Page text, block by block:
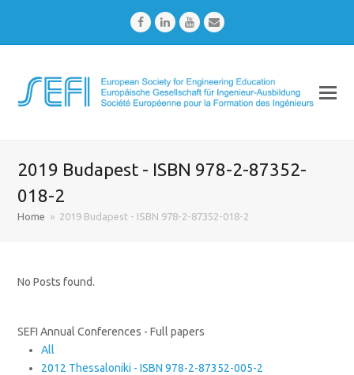
FacebookLinkedInYoutubeEmail
2019 Budapest - ISBN 978-2-87352-
018-2
Home » 2019 Budapest - ISBN 978-2-87352-018-2
No Posts found.
SEFI Annual Conferences - Full papers
All
2012 Thessaloniki - ISBN 978-2-87352-005-2